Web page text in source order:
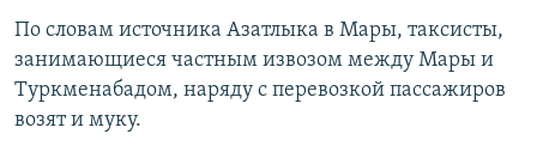
По словам источника Азатлыка в Мары, таксисты,
занимающиеся частным извозом между Мары и
Туркменабадом, наряду с перевозкой пассажиров
возят и муку.